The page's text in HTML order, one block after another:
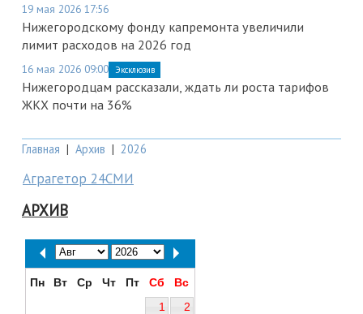
19 мая 2026 17:56
Нижегородскому фонду капремонта увеличили
лимит расходов на 2026 год
16 мая 2026 09:00 Эксклюзив
Нижегородцам рассказали, ждать ли роста тарифов
ЖКХ почти на 36%
Главная | Архив | 2026
Аграгетор 24СМИ
АРХИВ
Пн Вт Ср Чт Пт Сб
Вс
1
2